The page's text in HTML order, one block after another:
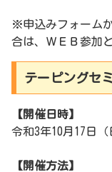
※申込みフォーム
合は、ＷＥＢ参加
テーピングセ
【開催日時】
令和3年10月17日
【開催方法】